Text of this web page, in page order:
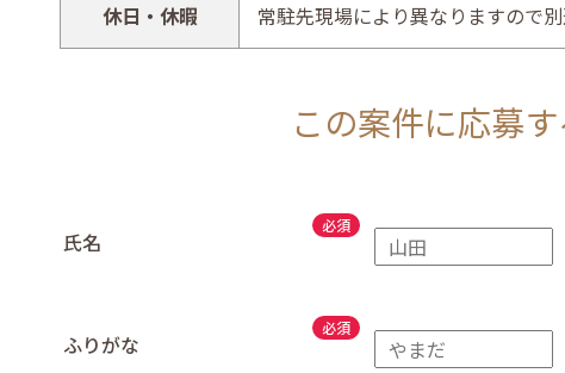
休日・休暇 常駐先現場により異なりますので
この案件に応募
氏名
ふりがな